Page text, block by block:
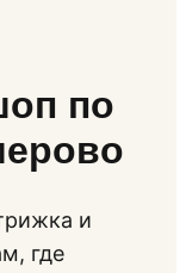
по
и
где